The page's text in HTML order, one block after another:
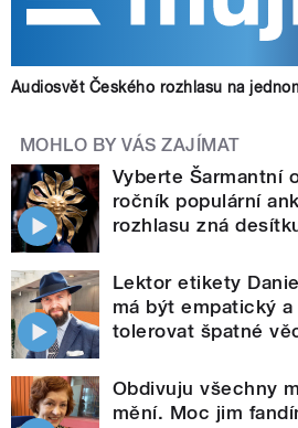
Audiosvět Českého rozhlasu na
MOHLO BY VÁS ZAJÍMAT
Vyberte Šarmantní
ročník populární
rozhlasu zná
Lektor etikety
má být empatický
tolerovat špatné
Obdivuju všechny
mění. Moc jim